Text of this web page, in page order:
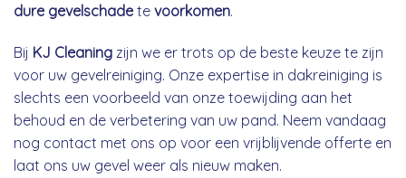
dure gevelschadete voorkomen.
Bij KJ Cleaning zijn we er trots op de beste keuze te zijn
voor uw gevelreiniging. Onze expertise in dakreiniging is
slechts een voorbeeld van onze toewijding aan het
behoud en de verbetering van uw pand. Neem vandaag
nog contact met ons op voor een vrijblijvende offerte en
laat ons uw gevel weer als nieuw maken.